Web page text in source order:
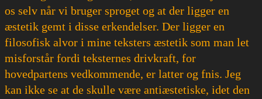
os selv når vi bruger sproget og at der ligger en
æstetik gemt i disse erkendelser. Der ligger en
filosofisk alvor i mine teksters æstetik som man let
misforstår fordi teksternes drivkraft, for
hovedpartens vedkommende, er latter og fnis. Jeg
kan ikke se at de skulle være antiæstetiske, idet den